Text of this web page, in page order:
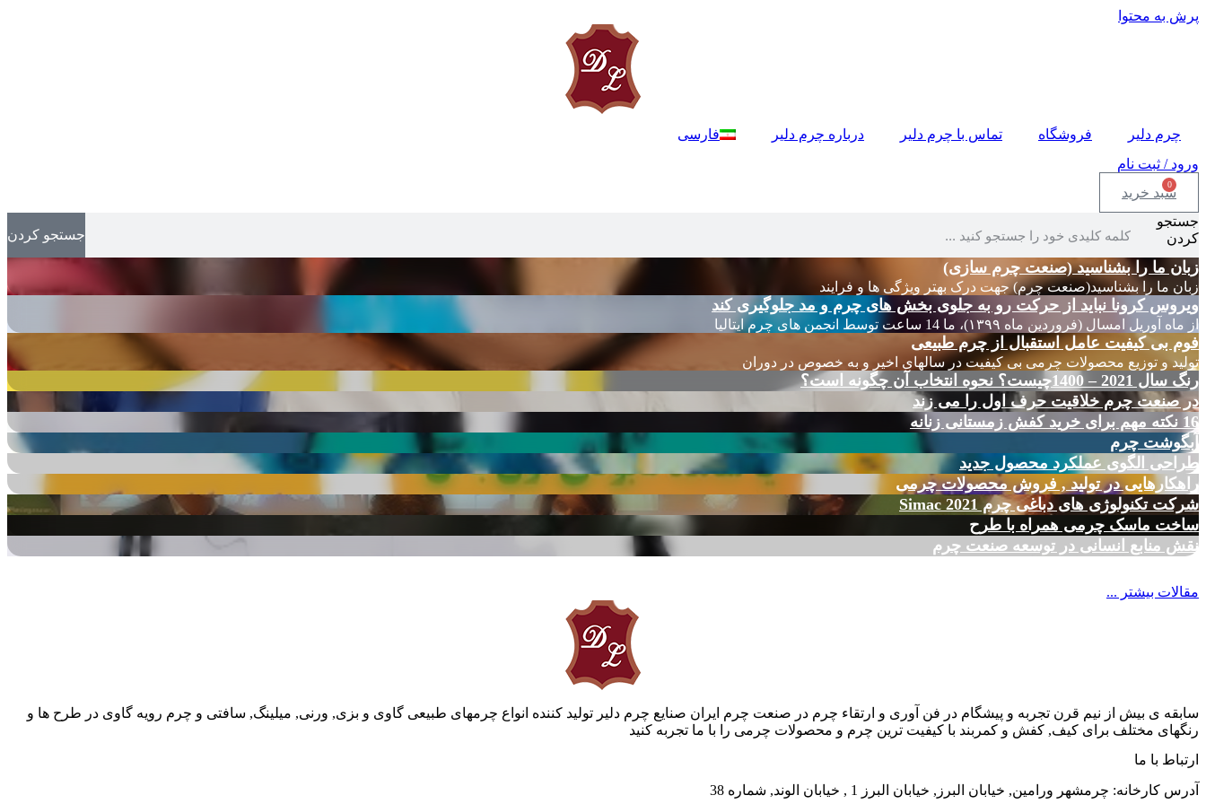
پرش به محتوا
چرم دلیر فروشگاه تماس با چرم دلیر درباره چرم دلیر
فارسی
ورود / ثبت نام
0
سبد خرید
جستجو
کردن
جستجو کردن
زبان ما را بشناسید (صنعت چرم سازی)
زبان ما را بشناسید(صنعت چرم) جهت درک بهتر ویژگی ها و فرایند
ویروس کرونا نباید از حرکت رو به جلوی بخش های چرم و مد جلوگیری کند
از ماه آوریل امسال (فروردین ماه ۱۳۹۹)، ما 14 ساعت توسط انجمن های چرم ایتالیا
فوم بی کیفیت عامل استقبال از چرم طبیعی
تولید و توزیع محصولات چرمی بی کیفیت در سالهای اخیر و به خصوص در دوران
رنگ سال 2021 – 1400چیست؟ نحوه انتخاب آن چگونه است؟
در صنعت چرم خلاقیت حرف اول را می زند
16 نکته مهم برای خرید کفش زمستانی زنانه
آبگوشت چرم
طراحی الگوی عملکرد محصول جدید
راهکارهایی در تولید , فروش محصولات چرمی
شرکت تکنولوژی های دباغی چرم Simac 2021
ساخت ماسک چرمی همراه با طرح
نقش منابع انسانی در توسعه صنعت چرم
مقالات بیشتر ...
سابقه ی بیش از نیم قرن تجربه و پیشگام در فن آوری و ارتقاء چرم در صنعت چرم ایران صنایع چرم دلیر تولید کننده انواع چرمهای طبیعی گاوی و بزی, ورنی, میلینگ, سافتی و چرم رویه گاوی در طرح ها و
رنگهای مختلف برای کیف, کفش و کمربند با کیفیت ترین چرم و محصولات چرمی را با ما تجربه کنید
ارتباط با ما
آدرس کارخانه: چرمشهر ورامین, خیابان البرز, خیابان البرز 1 , خیابان الوند, شماره 38